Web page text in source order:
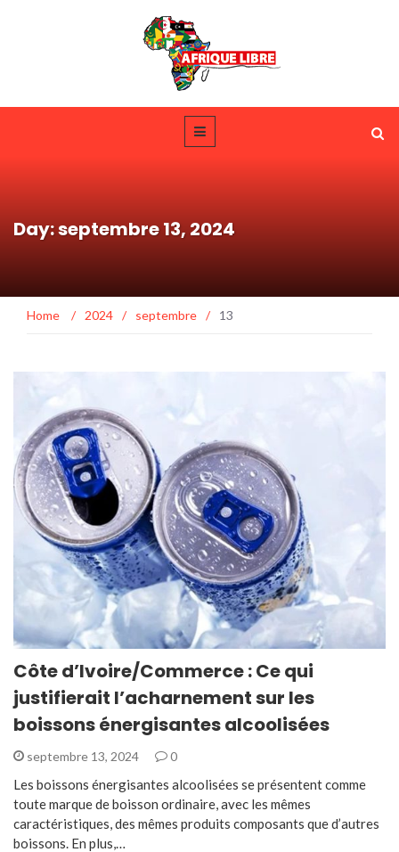
Day: septembre 13, 2024
Home / 2024 / septembre / 13
Côte d’Ivoire/Commerce : Ce qui
justifierait l’acharnement sur les
boissons énergisantes alcoolisées
septembre 13, 2024 0
Les boissons énergisantes alcoolisées se présentent comme
toute marque de boisson ordinaire, avec les mêmes
caractéristiques, des mêmes produits composants que d’autres
boissons. En plus,…